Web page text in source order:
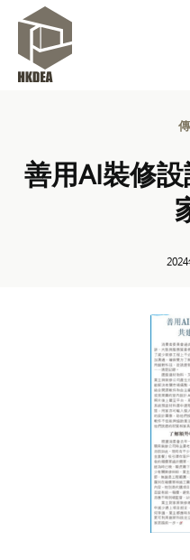
善用AI裝修